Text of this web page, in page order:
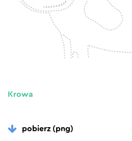
Krowa
pobierz (png)